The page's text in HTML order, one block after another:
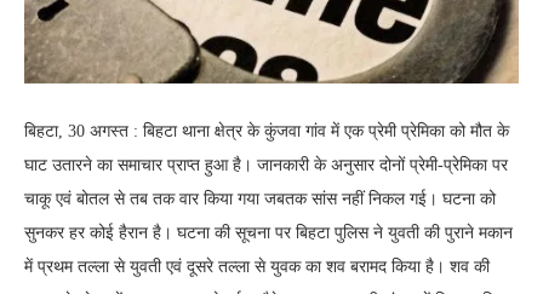
बिहटा, 30 अगस्त : बिहटा थाना क्षेत्र के कुंजवा गांव में एक प्रेमी प्रेमिका को मौत के
घाट उतारने का समाचार प्राप्त हुआ है। जानकारी के अनुसार दोनों प्रेमी-प्रेमिका पर
चाकू एवं बोतल से तब तक वार किया गया जबतक सांस नहीं निकल गई। घटना को
सुनकर हर कोई हैरान है। घटना की सूचना पर बिहटा पुलिस ने युवती की पुराने मकान
में प्रथम तल्ला से युवती एवं दूसरे तल्ला से युवक का शव बरामद किया है। शव की